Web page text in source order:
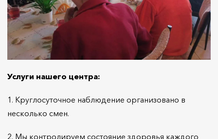
Услуги нашего центра:
1. Круглосуточное наблюдение организовано в
несколько смен.
2. Мы контролируем состояние здоровья каждого